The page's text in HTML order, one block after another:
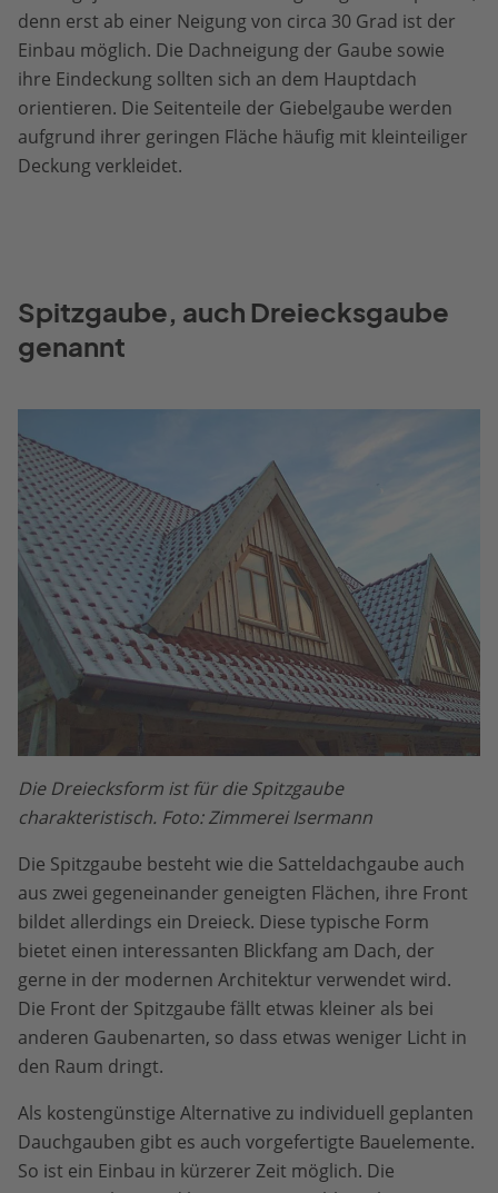
denn erst ab einer Neigung von circa 30 Grad ist der
Einbau möglich. Die Dachneigung der Gaube sowie
ihre Eindeckung sollten sich an dem Hauptdach
orientieren. Die Seitenteile der Giebelgaube werden
aufgrund ihrer geringen Fläche häufig mit kleinteiliger
Deckung verkleidet.
Spitzgaube, auch Dreiecksgaube
genannt
Die Dreiecksform ist für die Spitzgaube
charakteristisch. Foto: Zimmerei Isermann
Die Spitzgaube besteht wie die Satteldachgaube auch
aus zwei gegeneinander geneigten Flächen, ihre Front
bildet allerdings ein Dreieck. Diese typische Form
bietet einen interessanten Blickfang am Dach, der
gerne in der modernen Architektur verwendet wird.
Die Front der Spitzgaube fällt etwas kleiner als bei
anderen Gaubenarten, so dass etwas weniger Licht in
den Raum dringt.
Als kostengünstige Alternative zu individuell geplanten
Dauchgauben gibt es auch vorgefertigte Bauelemente.
So ist ein Einbau in kürzerer Zeit möglich. Die